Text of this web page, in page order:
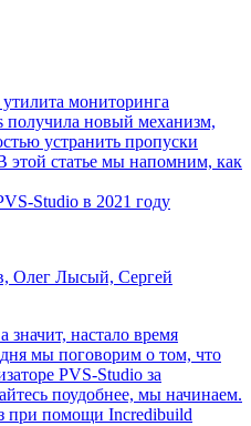
мониторинга
получила новый механизм,
устранить пропуски
этой статье мы напомним, как
Studio в 2021 году
Олег Лысый, Сергей
значит, настало время
мы поговорим о том, что
PVS-Studio за
поудобнее, мы начинаем.
при помощи Incredibuild